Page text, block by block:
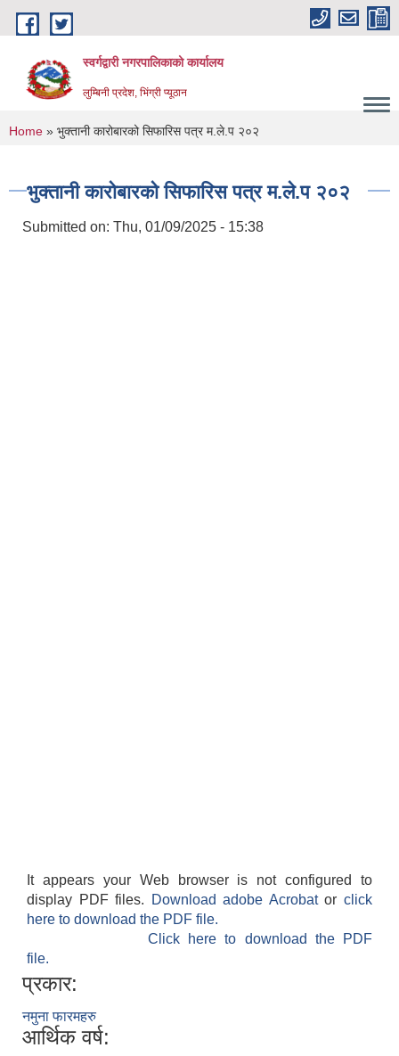
Skip to main content
स्वर्गद्वारी नगरपालिकाको कार्यालय
लुम्बिनी प्रदेश, भिंग्री प्यूठान
You are here
Home » भुक्तानी कारोबारको सिफारिस पत्र म.ले.प २०२
भुक्तानी कारोबारको सिफारिस पत्र म.ले.प २०२
Submitted on: Thu, 01/09/2025 - 15:38
It appears your Web browser is not configured to
display PDF files.
Download adobe Acrobatorclick
here to download the PDF file.
Click here to download the PDF
file.
प्रकार:
नमुना फारमहरु
आर्थिक वर्ष: